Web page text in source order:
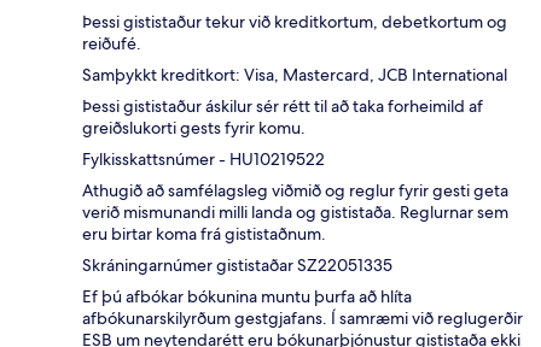
Þessi gististaður tekur við kreditkortum, debetkortum og
reiðufé.
Samþykkt kreditkort: Visa, Mastercard, JCB International
Þessi gististaður áskilur sér rétt til að taka forheimild af
greiðslukorti gests fyrir komu.
Fylkisskattsnúmer - HU10219522
Athugið að samfélagsleg viðmið og reglur fyrir gesti geta
verið mismunandi milli landa og gististaða. Reglurnar sem
eru birtar koma frá gististaðnum.
Skráningarnúmer gististaðar SZ22051335
Ef þú afbókar bókunina muntu þurfa að hlíta
afbókunarskilyrðum gestgjafans. Í samræmi við reglugerðir
ESB um neytendarétt eru bókunarþjónustur gististaða ekki